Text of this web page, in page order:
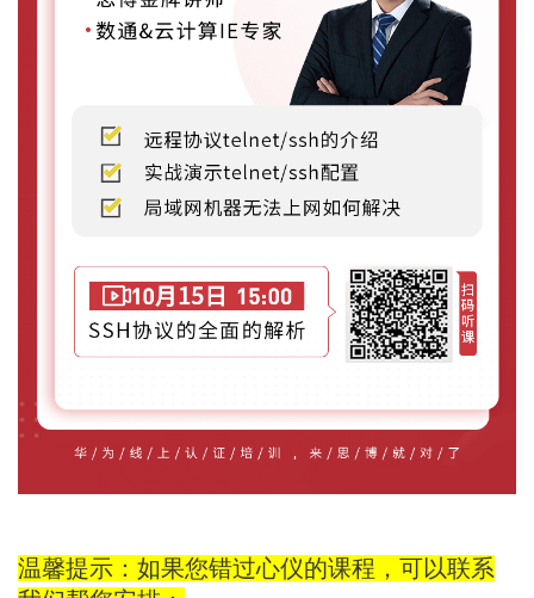
温馨提示：如果您错过心仪的课程，可以联系